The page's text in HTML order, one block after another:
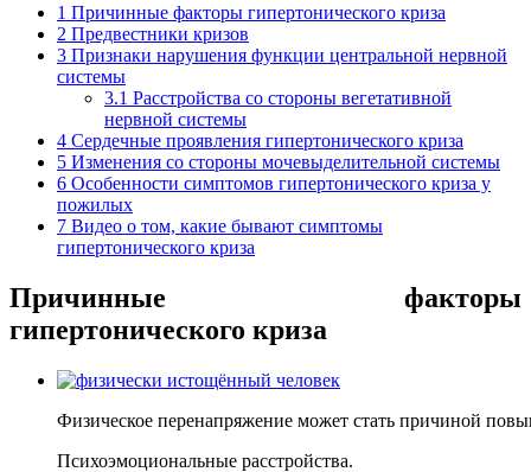
1 Причинные факторы гипертонического криза
2 Предвестники кризов
3 Признаки нарушения функции центральной нервной
системы
3.1 Расстройства со стороны вегетативной
нервной системы
4 Сердечные проявления гипертонического криза
5 Изменения со стороны мочевыделительной системы
6 Особенности симптомов гипертонического криза у
пожилых
7 Видео о том, какие бывают симптомы
гипертонического криза
Причинные факторы
гипертонического криза
Физическое перенапряжение может стать причиной
Психоэмоциональные расстройства.